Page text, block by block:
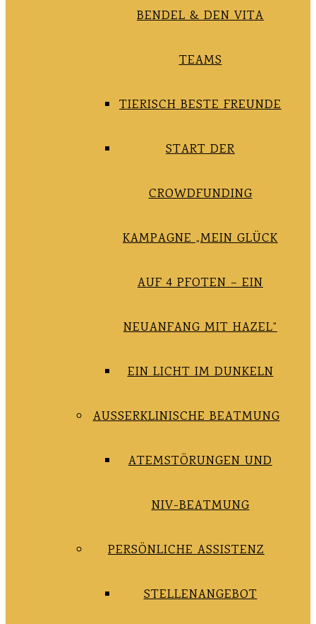
BENDEL & DEN VITA
TEAMS
TIERISCH BESTE FREUNDE
START DER
CROWDFUNDING
KAMPAGNE „MEIN GLÜCK
AUF 4 PFOTEN – EIN
NEUANFANG MIT HAZEL“
EIN LICHT IM DUNKELN
AUSSERKLINISCHE BEATMUNG
ATEMSTÖRUNGEN UND
NIV-BEATMUNG
PERSÖNLICHE ASSISTENZ
STELLENANGEBOT